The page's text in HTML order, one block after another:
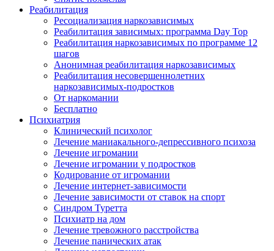
Реабилитация
Ресоциализация наркозависимых
Реабилитация зависимых: программа Day Top
Реабилитация наркозависимых по программе 12
шагов
Анонимная реабилитация наркозависимых
Реабилитация несовершеннолетних
наркозависимых-подростков
От наркомании
Бесплатно
Психиатрия
Клинический психолог
Лечение маниакального-депрессивного психоза
Лечение игромании
Лечение игромании у подростков
Кодирование от игромании
Лечение интернет-зависимости
Лечение зависимости от ставок на спорт
Синдром Туретта
Психиатр на дом
Лечение тревожного расстройства
Лечение панических атак